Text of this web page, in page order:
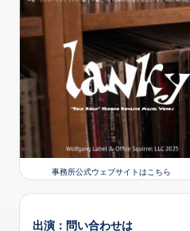
事務所公式ウェブサイトはこちら
出演：問い合わせは